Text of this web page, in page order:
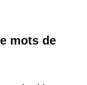
mots de